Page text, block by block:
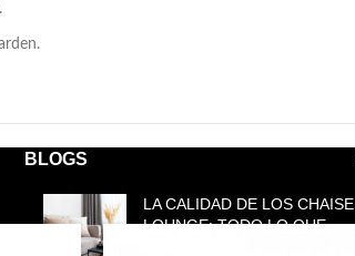
BLOGS
LA CALIDAD DE LOS CHAISE
LOUNGE: TODO LO QUE